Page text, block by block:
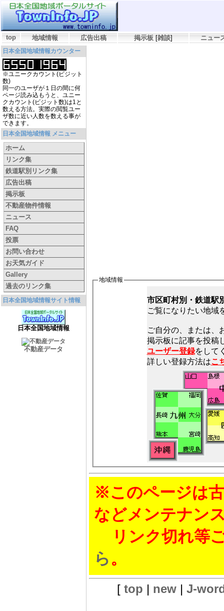
top 地域情報 広告出稿 掲示板 [雑談] ニュー
日本全国地域情報カウンター
※ユニークカウント(ビジット
数)
同一のユーザが１日の間に何
ページ読み込もうと、ユニー
クカウント(ビジット数)は1と
数える方法。実際の閲覧ユー
ザ数に近い人数を数える事が
できます。
日本全国地域情報 メニュー
ホーム
リンク集
鉄道駅別リンク集
広告出稿
掲示板
不動産物件情報
ニュース
FAQ
投票
お問い合わせ
お天気ガイド
Gallery
過去のリンク集
日本全国地域情報サイト情報
日本全国地域情報
不動産データ
地域情報
市区町村別・鉄道駅
ご覧になりたい地域
ご自分の、または、
ユーザー登録をして
詳しい登録方法はこ
※このページは
などメンテナン
リンク切れ等
ら。
[ top | new| J-